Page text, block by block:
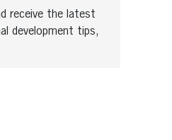
receive the latest
development tips,